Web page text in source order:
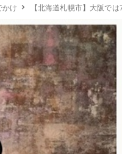
かけ 【北海道札幌市】大阪で